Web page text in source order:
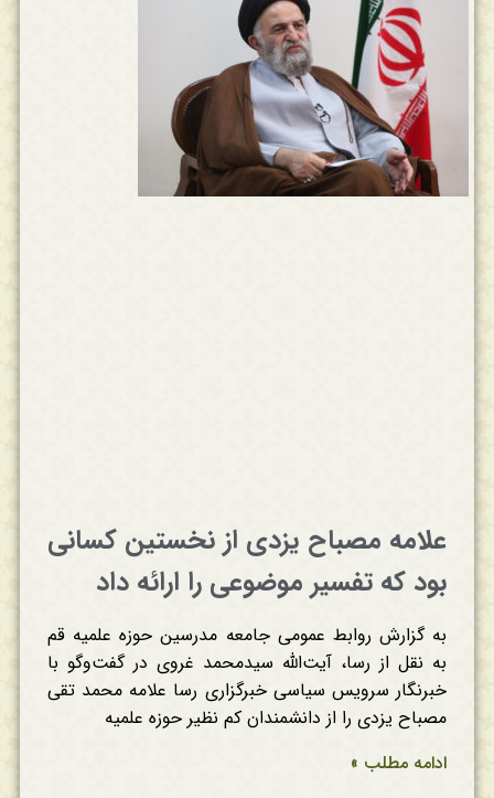
علامه مصباح یزدی از نخستین کسانی
بود که تفسیر موضوعی را ارائه داد
به گزارش روابط عمومی جامعه مدرسین حوزه علمیه قم
به نقل از رسا، آیت‌الله سیدمحمد غروی در گفت‌وگو با
خبرنگار سرویس سیاسی خبرگزاری رسا علامه محمد تقی
مصباح یزدی را از دانشمندان کم نظیر حوزه علمیه
ادامه مطلب »